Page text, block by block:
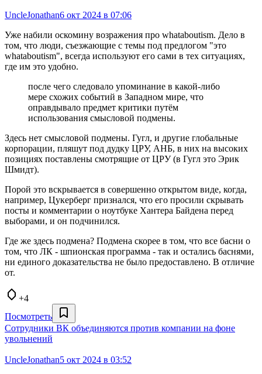
UncleJonathan6 окт 2024 в 07:06
Уже набили оскомину возражения про whataboutism. Дело в
том, что люди, съезжающие с темы под предлогом "это
whataboutism", всегда используют его сами в тех ситуациях,
где им это удобно.
после чего следовало упоминание в какой-либо
мере схожих событий в Западном мире, что
оправдывало предмет критики путём
использования смысловой подмены.
Здесь нет смысловой подмены. Гугл, и другие глобальные
корпорации, пляшут под дудку ЦРУ, АНБ, в них на высоких
позициях поставлены смотрящие от ЦРУ (в Гугл это Эрик
Шмидт).
Порой это вскрывается в совершенно открытом виде, когда,
например, Цукерберг признался, что его просили скрывать
посты и комментарии о ноутбуке Хантера Байдена перед
выборами, и он подчинился.
Где же здесь подмена? Подмена скорее в том, что все басни о
том, что ЛК - шпионская программа - так и остались баснями,
ни единого доказательства не было предоставлено. В отличие
от.
+4
Посмотреть
Сотрудники ВК объединяются против компании на фоне
увольнений
UncleJonathan5 окт 2024 в 03:52